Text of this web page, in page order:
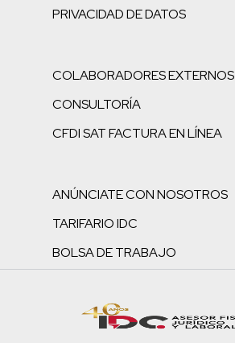
PRIVACIDAD DE DATOS
COLABORADORES EXTERNOS
CONSULTORÍA
CFDI SAT FACTURA EN LÍNEA
ANÚNCIATE CON NOSOTROS
TARIFARIO IDC
BOLSA DE TRABAJO